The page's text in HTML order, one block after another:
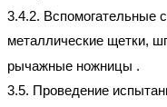
3.4.2. Вспомогательные
металлические щетки,
рычажные ножницы .
3.5. Проведение